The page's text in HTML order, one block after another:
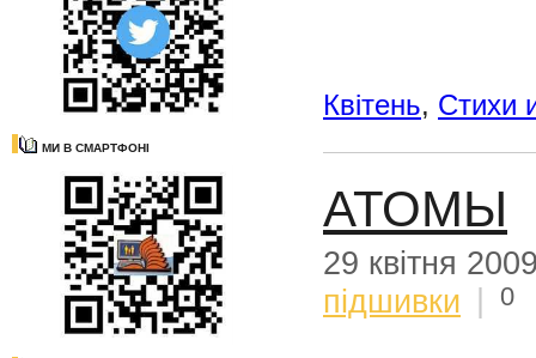
МИ В СМАРТФОНІ
Квітень, Стихи
АТОМЫ
29 квітня
підшивки
0